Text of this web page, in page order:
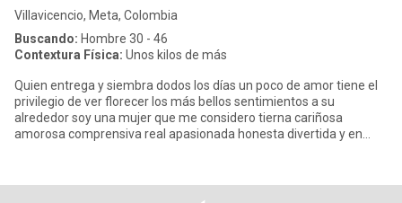
Villavicencio, Meta, Colombia
Buscando: Hombre 30 - 46
Contextura Física: Unos kilos de más
Quien entrega y siembra dodos los días un poco de amor tiene el
privilegio de ver florecer los más bellos sentimientos a su
alrededor soy una mujer que me considero tierna cariñosa
amorosa comprensiva real apasionada honesta divertida y en